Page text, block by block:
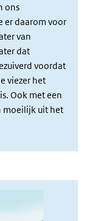
ons
er daarom voor
van
dat
voordat
viezer het
Ook met een
moeilijk uit het